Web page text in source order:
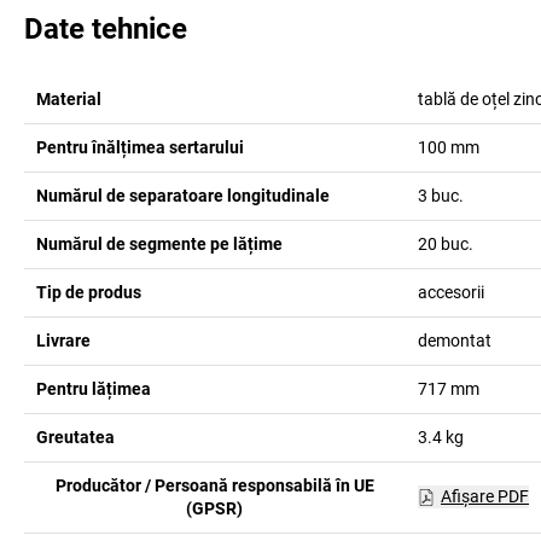
Date tehnice
Material tablă de oțel
Pentru înălțimea sertarului 100 mm
Numărul de separatoare longitudinale 3 buc.
Numărul de segmente pe lățime 20 buc.
Tip de produs accesorii
Livrare demontat
Pentru lățimea 717 mm
Greutatea 3.4 kg
Producător / Persoană responsabilă în UE
(GPSR)
Afişare PDF